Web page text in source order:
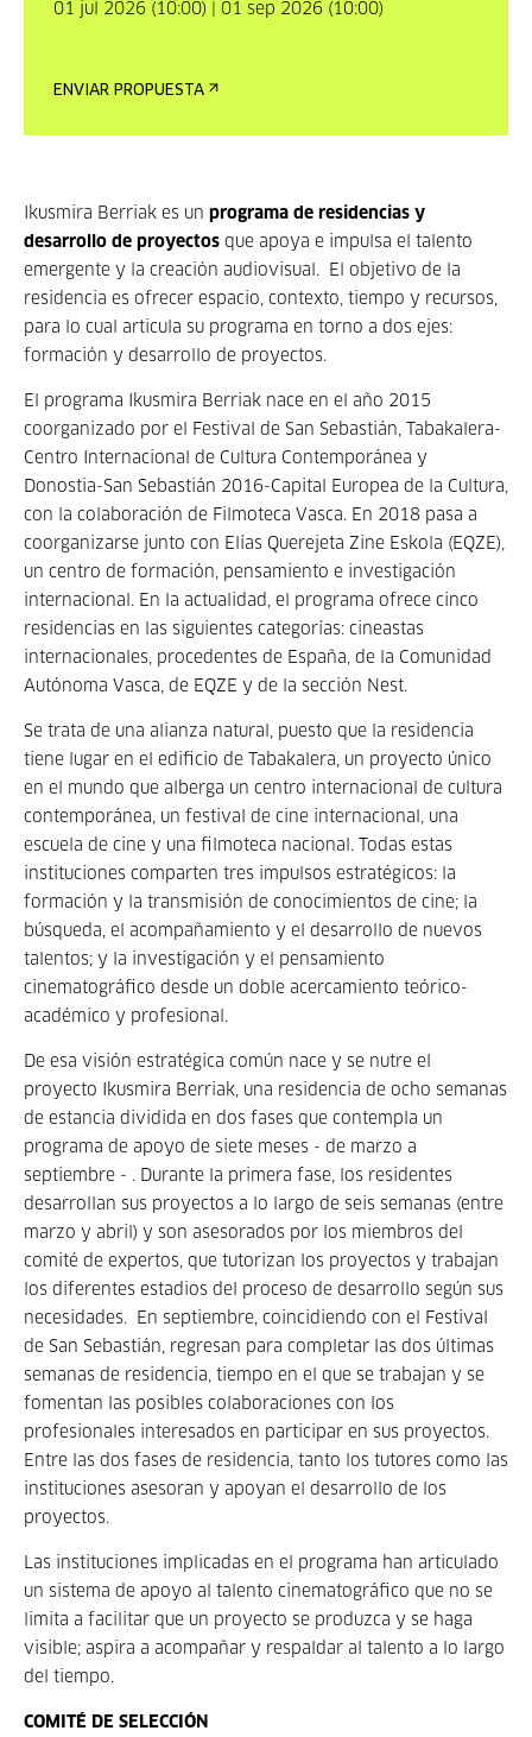
01 jul 2026 (10:00) | 01 sep 2026 (10:00)
ENVIAR PROPUESTA
Ikusmira Berriak es un programa de residencias y
desarrollo de proyectos que apoya e impulsa el talento
emergente y la creación audiovisual. El objetivo de la
residencia es ofrecer espacio, contexto, tiempo y recursos,
para lo cual articula su programa en torno a dos ejes:
formación y desarrollo de proyectos.
El programa Ikusmira Berriak nace en el año 2015
coorganizado por el Festival de San Sebastián, Tabakalera-
Centro Internacional de Cultura Contemporánea y
Donostia-San Sebastián 2016-Capital Europea de la Cultura,
con la colaboración de Filmoteca Vasca. En 2018 pasa a
coorganizarse junto con Elías Querejeta Zine Eskola (EQZE),
un centro de formación, pensamiento e investigación
internacional. En la actualidad, el programa ofrece cinco
residencias en las siguientes categorías: cineastas
internacionales, procedentes de España, de la Comunidad
Autónoma Vasca, de EQZE y de la sección Nest.
Se trata de una alianza natural, puesto que la residencia
tiene lugar en el edificio de Tabakalera, un proyecto único
en el mundo que alberga un centro internacional de cultura
contemporánea, un festival de cine internacional, una
escuela de cine y una filmoteca nacional. Todas estas
instituciones comparten tres impulsos estratégicos: la
formación y la transmisión de conocimientos de cine; la
búsqueda, el acompañamiento y el desarrollo de nuevos
talentos; y la investigación y el pensamiento
cinematográfico desde un doble acercamiento teórico-
académico y profesional.
De esa visión estratégica común nace y se nutre el
proyecto Ikusmira Berriak, una residencia de ocho semanas
de estancia dividida en dos fases que contempla un
programa de apoyo de siete meses - de marzo a
septiembre - . Durante la primera fase, los residentes
desarrollan sus proyectos a lo largo de seis semanas (entre
marzo y abril) y son asesorados por los miembros del
comité de expertos, que tutorizan los proyectos y trabajan
los diferentes estadios del proceso de desarrollo según sus
necesidades. En septiembre, coincidiendo con el Festival
de San Sebastián, regresan para completar las dos últimas
semanas de residencia, tiempo en el que se trabajan y se
fomentan las posibles colaboraciones con los
profesionales interesados en participar en sus proyectos.
Entre las dos fases de residencia, tanto los tutores como las
instituciones asesoran y apoyan el desarrollo de los
proyectos.
Las instituciones implicadas en el programa han articulado
un sistema de apoyo al talento cinematográfico que no se
limita a facilitar que un proyecto se produzca y se haga
visible; aspira a acompañar y respaldar al talento a lo largo
del tiempo.
COMITÉ DE SELECCIÓN